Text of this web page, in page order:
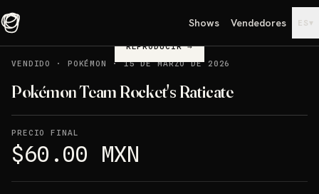
Shows Vendedores ES ▾
REPRODUCIR→
VENDIDO
· POKÉMON ·15 DE MARZO DE 2026
Pokémon Team Rocket's Raticate
PRECIO FINAL
$60.00 MXN